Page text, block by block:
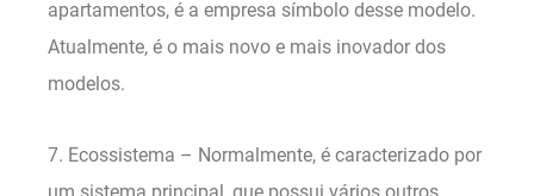
apartamentos, é a empresa símbolo desse modelo.
Atualmente, é o mais novo e mais inovador dos
modelos.
7. Ecossistema – Normalmente, é caracterizado por
um sistema principal, que possui vários outros